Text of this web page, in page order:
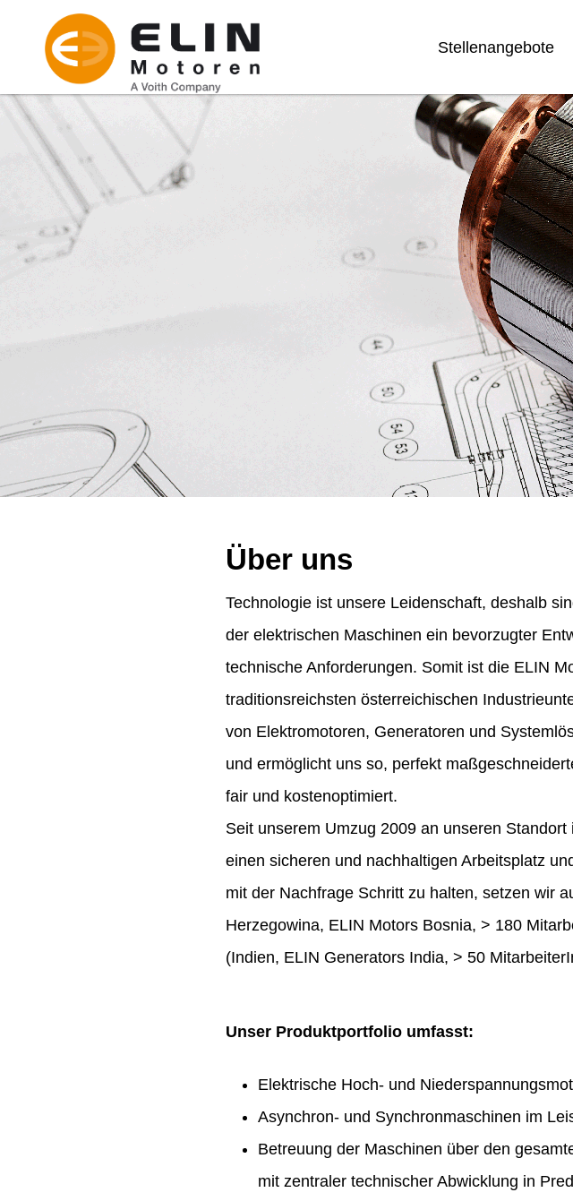
Stellenangebote
Über uns
Technologie ist unsere Leidenschaft, deshalb
der elektrischen Maschinen ein bevorzugter
technische Anforderungen. Somit ist die ELIN
traditionsreichsten österreichischen
von Elektromotoren, Generatoren und
und ermöglicht uns so, perfekt
fair und kostenoptimiert.
Seit unserem Umzug 2009 an unseren
einen sicheren und nachhaltigen Arbeitsplatz
mit der Nachfrage Schritt zu halten, setzen wir
Herzegowina, ELIN Motors Bosnia, > 180
(Indien, ELIN Generators India, > 50
Unser Produktportfolio umfasst:
Elektrische Hoch- und
Asynchron- und Synchronmaschinen im
Betreuung der Maschinen über den
mit zentraler technischer Abwicklung in